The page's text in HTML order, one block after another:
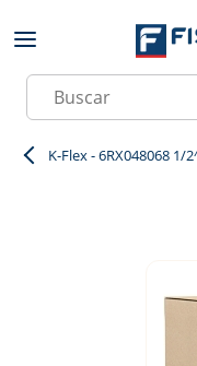
Skip to main
Site Search
K-Flex - 6RX048068 1/